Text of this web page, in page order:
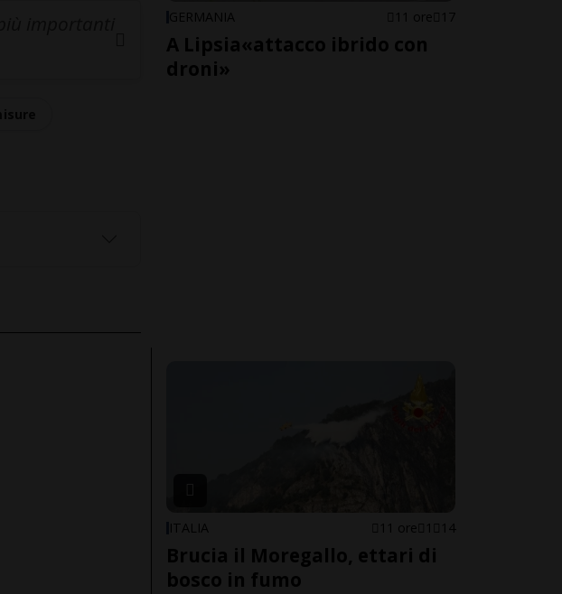
GERMANIA 11 ore 17
A Lipsia«attacco ibrido con
droni»
ITALIA 11 ore 1 14
Brucia il Moregallo, ettari di
bosco in fumo